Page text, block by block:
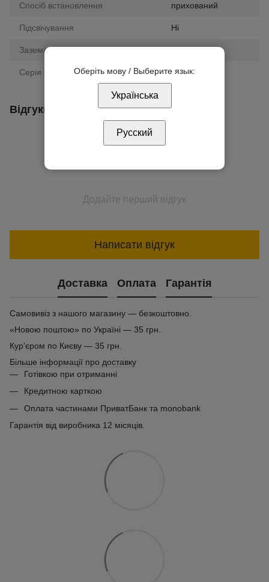
Спосіб встановлення прихований
Підсвічування Ні
Заземлення ні
Серія Unica New
Відгуки
Додайте перший відгук
Написати відгук
Доставка Оплата Гарантія
Самовивіз з нашого магазину — безкоштовно.
«Новою поштою» по Україні — 35 грн.
Кур'єром по Києву — 35 грн.
Більше інформації про доставку
Готівкою при отриманні
Кредитною карткою
Оплата частинами ПриватБанк та monobank
Гарантія від виробника 12 місяців.
Оберіть мову / Выберите язык:
Українська
Русский